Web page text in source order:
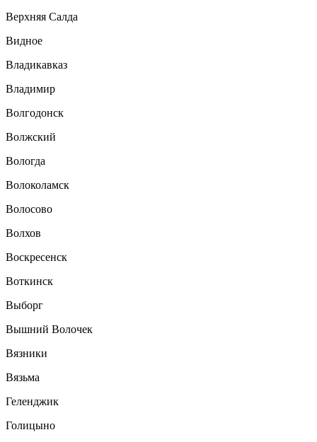
Верхняя Салда
Видное
Владикавказ
Владимир
Волгодонск
Волжский
Вологда
Волоколамск
Волосово
Волхов
Воскресенск
Воткинск
Выборг
Вышний Волочек
Вязники
Вязьма
Геленджик
Голицыно